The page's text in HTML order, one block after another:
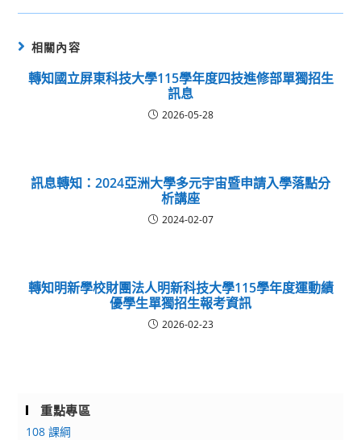
相關內容
轉知國立屏東科技大學115學年度四技進修部單獨招生
訊息
2026-05-28
訊息轉知：2024亞洲大學多元宇宙暨申請入學落點分
析講座
2024-02-07
轉知明新學校財團法人明新科技大學115學年度運動績
優學生單獨招生報考資訊
2026-02-23
重點專區
108 課綱